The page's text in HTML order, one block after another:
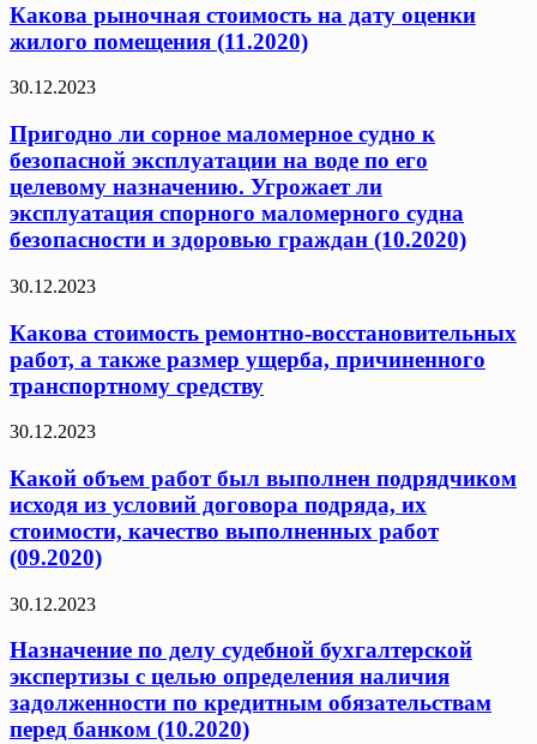
Какова рыночная стоимость на дату оценки
жилого помещения (11.2020)
30.12.2023
Пригодно ли сорное маломерное судно к
безопасной эксплуатации на воде по его
целевому назначению. Угрожает ли
эксплуатация спорного маломерного судна
безопасности и здоровью граждан (10.2020)
30.12.2023
Какова стоимость ремонтно-восстановительных
работ, а также размер ущерба, причиненного
транспортному средству
30.12.2023
Какой объем работ был выполнен подрядчиком
исходя из условий договора подряда, их
стоимости, качество выполненных работ
(09.2020)
30.12.2023
Назначение по делу судебной бухгалтерской
экспертизы с целью определения наличия
задолженности по кредитным обязательствам
перед банком (10.2020)